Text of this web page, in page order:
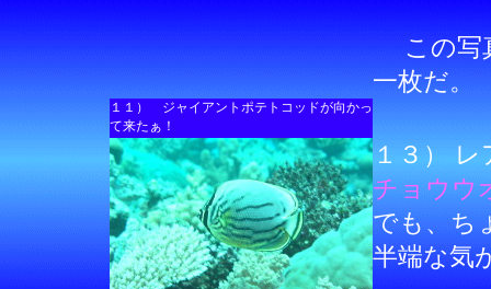
この写
一枚だ。
１１） ジャイアントポテトコッドが向かっ
て来たぁ！
１３） レ
チョウウ
でも、ち
半端な気